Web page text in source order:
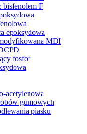
bisfenolem F
epoksydowa
MDI
fosfor
acetylenowa
gumowych
piasku